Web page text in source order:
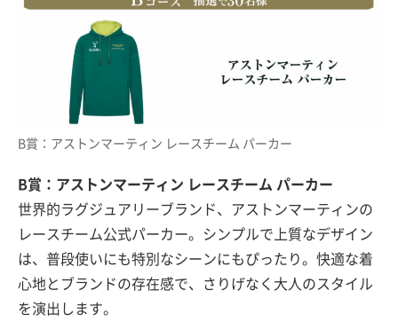
B賞：アストンマーティン レースチーム パーカー
B賞：アストンマーティン レースチーム パーカー
世界的ラグジュアリーブランド、アストンマーティンの
レースチーム公式パーカー。シンプルで上質なデザイン
は、普段使いにも特別なシーンにもぴったり。快適な着
心地とブランドの存在感で、さりげなく大人のスタイル
を演出します。